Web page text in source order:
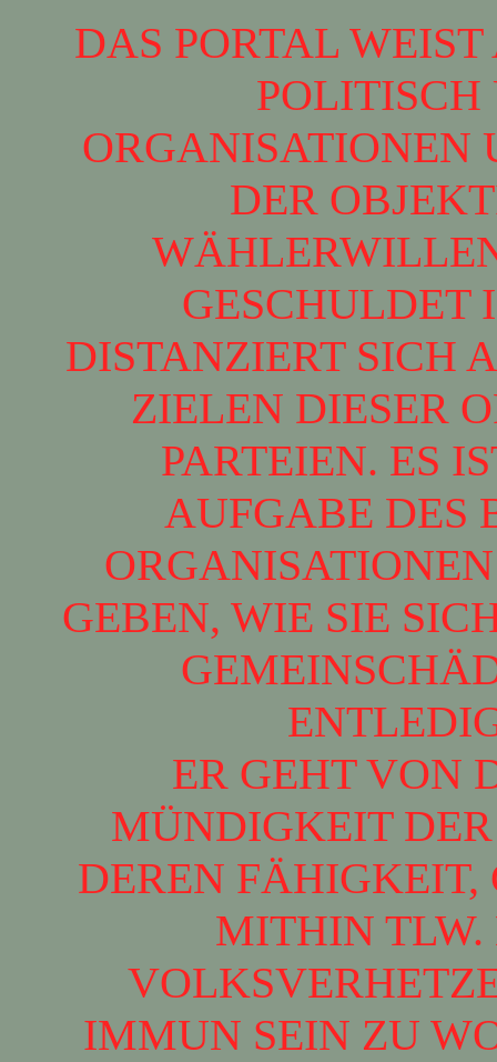
DAS PORTAL
ORGANISATIONEN
DER
GESCHULDET
DISTANZIERT SICH
ZIELEN DIESER
PARTEIEN. ES
AUFGABE DES
GEBEN, WIE SIE
ER GEHT VON
MÜNDIGKEIT
DEREN FÄHIGKEIT,
MITHIN
IMMUN SEIN ZU